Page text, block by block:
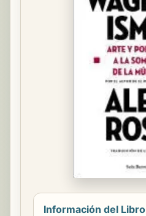
Información del Libro